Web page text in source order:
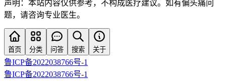
声明：本站内容仅供参考，不构成医疗建议。如有偏头痛问
题，请咨询专业医生。
首页 分类 问答 搜索 关于
鲁ICP备2022038766号-1
鲁ICP备2022038766号-1